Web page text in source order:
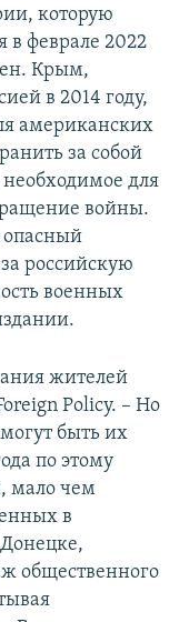
которую
в феврале 2022
Крым,
в 2014 году,
американских
за собой
для
войны.
опасный
российскую
военных
жителей
Рolicy. – Но
быть их
по этому
мало чем
в
общественного